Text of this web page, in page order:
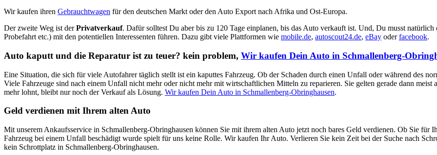
Wir kaufen ihren Gebrauchtwagen für den deutschen Markt oder den Auto Export nach Afrika und Ost-Europa.
Der zweite Weg ist derPrivatverkauf. Dafür solltest Du aber bis zu 120 Tage einplanen, bis das Auto verkauft ist. Und, Du musst
Probefahrt etc.) mit den potentiellen Interessenten führen. Dazu gibt viele Plattformen wie mobile.de, autoscout24.de, eBay oderfacebook.
Auto kaputt und die Reparatur ist zu teuer? kein problem, Wir kaufen Dein Auto in Schmallenberg-
Eine Situation, die sich für viele Autofahrer täglich stellt ist ein kaputtes Fahrzeug. Ob der Schaden durch einen Unfall oder während des
Viele Fahrzeuge sind nach einem Unfall nicht mehr oder nicht mehr mit wirtschaftlichen Mitteln zu reparieren. Sie gelten gerade dann
mehr lohnt, bleibt nur noch der Verkauf als Lösung. Wir kaufen Dein Auto in Schmallenberg-Obringhausen.
Geld verdienen mit Ihrem alten Auto
Mit unserem Ankaufsservice in Schmallenberg-Obringhausen können Sie mit ihrem alten Auto jetzt noch bares Geld verdienen. Ob Sie für
Fahrzeug bei einem Unfall beschädigt wurde spielt für uns keine Rolle. Wir kaufen Ihr Auto. Verlieren Sie kein Zeit bei der Suche nach
kein Schrottplatz in Schmallenberg-Obringhausen.